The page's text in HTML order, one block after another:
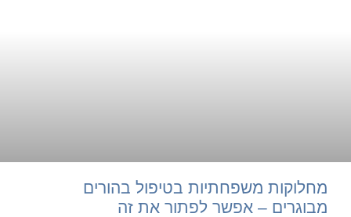
מחלוקות משפחתיות בטיפול בהורים
מבוגרים – אפשר לפתור את זה